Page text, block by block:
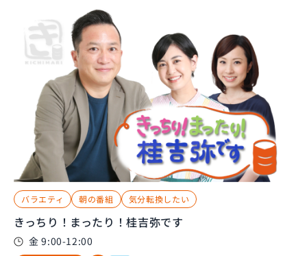
バラエティ 朝の番組 気分転換したい
きっちり！まったり！桂吉弥です
金 9:00-12:00